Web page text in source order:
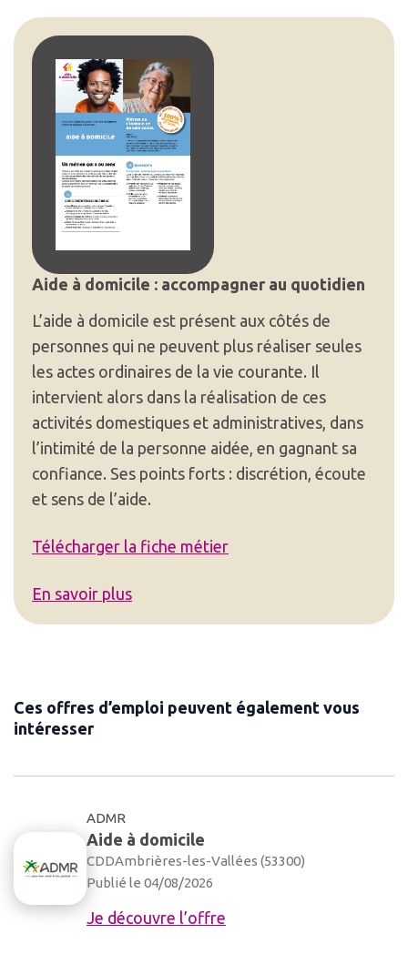
Aide à domicile : accompagner au quotidien
L’aide à domicile est présent aux côtés de
personnes qui ne peuvent plus réaliser seules
les actes ordinaires de la vie courante. Il
intervient alors dans la réalisation de ces
activités domestiques et administratives, dans
l’intimité de la personne aidée, en gagnant sa
confiance. Ses points forts : discrétion, écoute
et sens de l’aide.
Télécharger la fiche métier
En savoir plus
Ces offres d’emploi peuvent également vous
intéresser
ADMR
Aide à domicile
CDDAmbrières-les-Vallées (53300)
Publié le 04/08/2026
Je découvre l’offre